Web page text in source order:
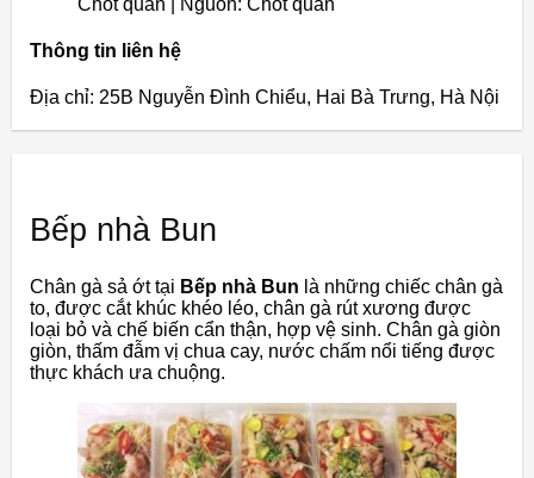
Thông tin liên hệ
Địa chỉ: 25B Nguyễn Đình Chiểu, Hai Bà Trưng, Hà Nội
Bếp nhà Bun
Chân gà sả ớt tại Bếp nhà Bun là những chiếc chân gà
to, được cắt khúc khéo léo, chân gà rút xương được
loại bỏ và chế biến cẩn thận, hợp vệ sinh. Chân gà giòn
giòn, thấm đẫm vị chua cay, nước chấm nổi tiếng được
thực khách ưa chuộng.